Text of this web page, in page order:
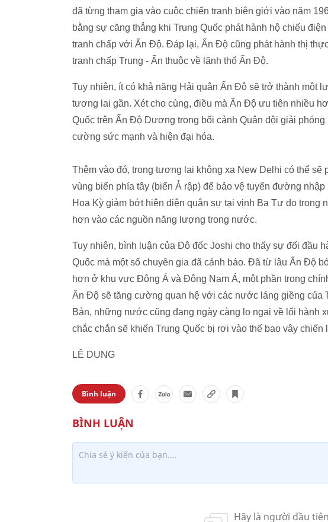
đã từng tham gia vào cuộc chiến tranh biên giới vào năm
bằng sự căng thẳng khi Trung Quốc phát hành hộ chiếu
tranh chấp với Ấn Độ. Đáp lại, Ấn Độ cũng phát hành thị
tranh chấp Trung - Ấn thuộc về lãnh thổ Ấn Độ.
Tuy nhiên, ít có khả năng Hải quân Ấn Độ sẽ trở thành một
tương lai gần. Xét cho cùng, điều mà Ấn Độ ưu tiên nhiều
Quốc trên Ấn Độ Dương trong bối cảnh Quân đội giải
cường sức mạnh và hiện đại hóa.
Thêm vào đó, trong tương lai không xa New Delhi có thể
vùng biển phía tây (biển Ả rập) để bảo vệ tuyến đường
Hoa Kỳ giảm bớt hiện diện quân sự tại vịnh Ba Tư do trong
hơn vào các nguồn năng lượng trong nước.
Tuy nhiên, bình luận của Đô đốc Joshi cho thấy sự đối đầu
Quốc mà một số chuyên gia đã cảnh báo. Đã từ lâu Ấn Độ
hơn ở khu vực Đông Á và Đông Nam Á, một phần trong
Ấn Độ sẽ tăng cường quan hệ với các nước láng giềng của
Bản, những nước cũng đang ngày càng lo ngại về lối hành
chắc chắn sẽ khiến Trung Quốc bị rơi vào thế bao vây chiến
LÊ DUNG
Bình luận